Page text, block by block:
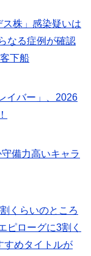
ス株」感染疑いは
なる症例が確認
下船
イバー」、2026
備力高いキャラ
くらいのところ
ピローグに3割く
すめタイトルが